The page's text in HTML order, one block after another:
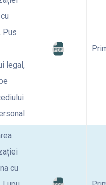
Pus
legal,
cu